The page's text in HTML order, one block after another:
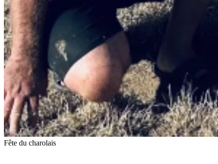
Fête du charolais